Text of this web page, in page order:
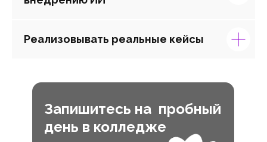
Реализовывать реальные кейсы
Запишитесь на пробный
день в колледже